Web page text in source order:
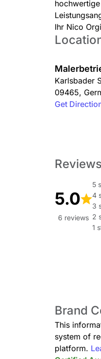
Ihr Nico
Karlsbader
09465,
Get
Reviews
5.0
6 reviews
5
4
3
2
1
Brand
This
system of
platform.